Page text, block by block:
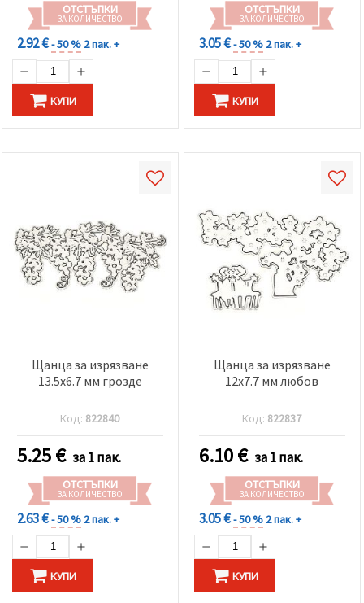
ОТСТЪПКИ
ЗА КОЛИЧЕСТВО
2.92 €- 50 % 2 пак. +
КУПИ
ОТСТЪПКИ
ЗА КОЛИЧЕСТВО
3.05 €- 50 % 2 пак. +
КУПИ
Щанца за изрязване
13.5x6.7 мм грозде
Код: 822840
5.25€ за 1 пак.
ОТСТЪПКИ
ЗА КОЛИЧЕСТВО
2.63 €- 50 % 2 пак. +
КУПИ
Щанца за изрязване
12x7.7 мм любов
Код: 822837
6.10€ за 1 пак.
ОТСТЪПКИ
ЗА КОЛИЧЕСТВО
3.05 €- 50 % 2 пак. +
КУПИ